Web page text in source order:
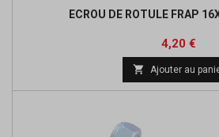
ECROU DE ROTULE FRAP
Prix
4,20 €
 Ajouter au